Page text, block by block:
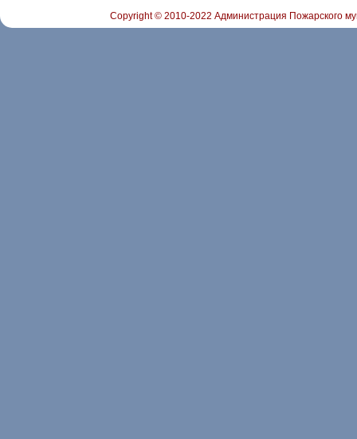
Copyright © 2010-2022 Администрация Пожарского